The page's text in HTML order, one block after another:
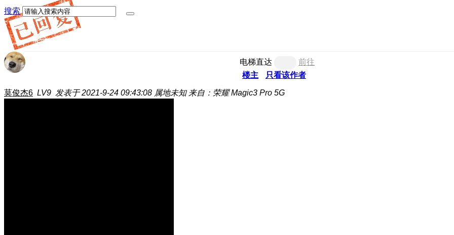
搜索
电梯直达
前往
楼主
只看该作者
莫俊杰6 LV9 发表于 2021-9-24 09:43:08 属地未知 来自：荣耀 Magic3 Pro 5G